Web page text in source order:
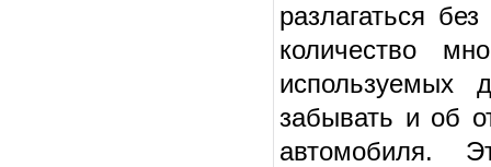
разлагаться
количество
используемых
забывать и об
автомобиля.